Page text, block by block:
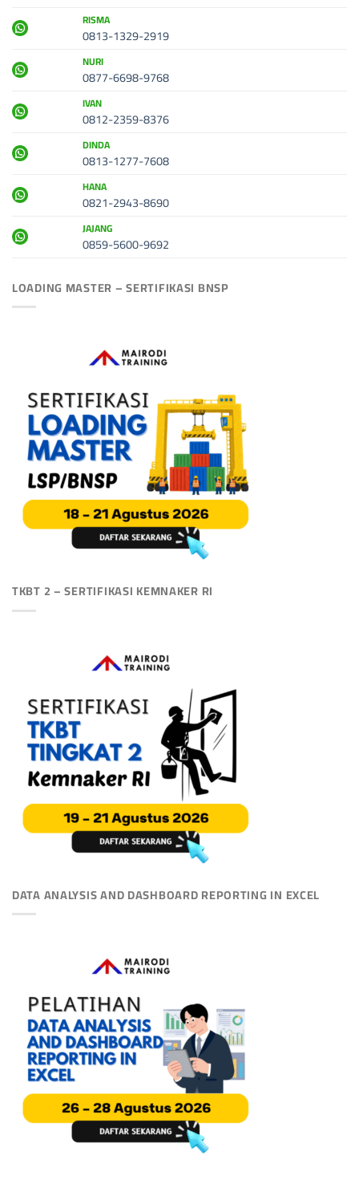
RISMA
0813-1329-2919
NURI
0877-6698-9768
IVAN
0812-2359-8376
DINDA
0813-1277-7608
HANA
0821-2943-8690
JAJANG
0859-5600-9692
LOADING MASTER – SERTIFIKASI BNSP
TKBT 2 – SERTIFIKASI KEMNAKER RI
DATA ANALYSIS AND DASHBOARD REPORTING IN EXCEL